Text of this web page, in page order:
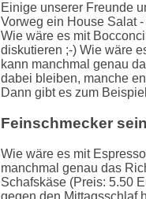
Einige unserer Freunde
Vorweg ein House Salat
Wie wäre es mit
diskutieren ;-) Wie wäre
kann manchmal genau
dabei bleiben, manche
Dann gibt es zum
Feinschmecker
Wie wäre es mit
manchmal genau das
Schafskäse (Preis: 5.50
gegen den Mittagsschlaf